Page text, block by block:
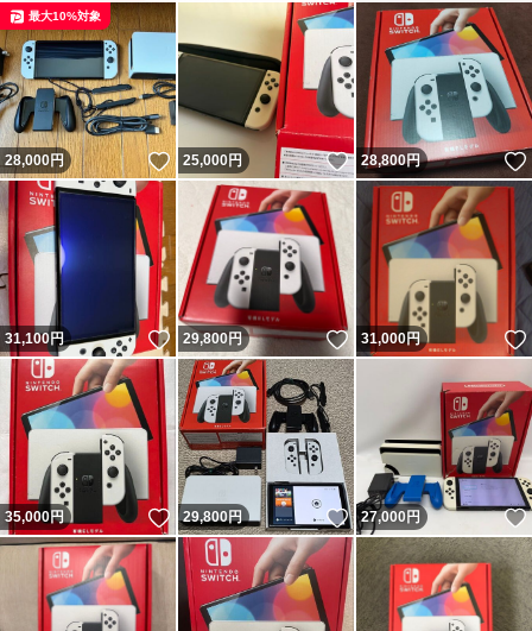
28,000円 いいね！
最大10%対象
25,000円 いいね！
28,800円
31,100円 いいね！
29,800円 いいね！
31,000円
35,000円 いいね！
29,800円 いいね！
27,000円